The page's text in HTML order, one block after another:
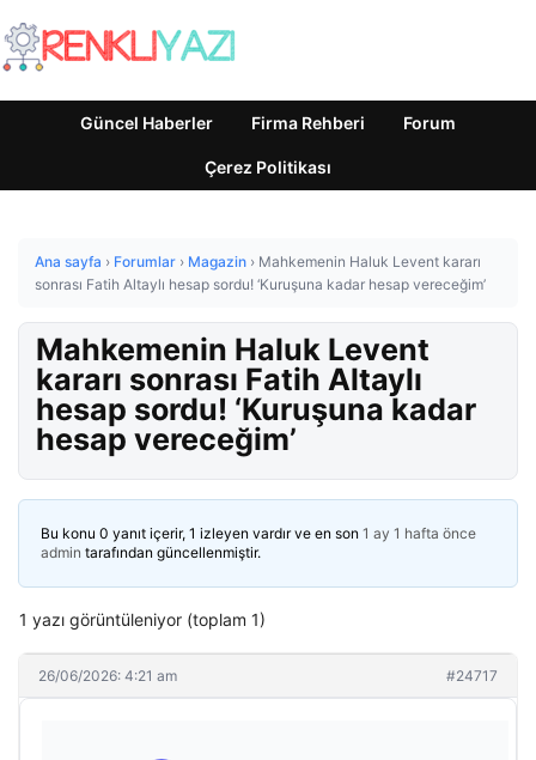
Güncel Haberler Firma Rehberi Forum
Çerez Politikası
Ana sayfa › Forumlar › Magazin › Mahkemenin Haluk Levent kararı
sonrası Fatih Altaylı hesap sordu! ‘Kuruşuna kadar hesap vereceğim’
Mahkemenin Haluk Levent
kararı sonrası Fatih Altaylı
hesap sordu! ‘Kuruşuna kadar
hesap vereceğim’
Bu konu 0 yanıt içerir, 1 izleyen vardır ve en son 1 ay 1 hafta önce
admin tarafından güncellenmiştir.
1 yazı görüntüleniyor (toplam 1)
26/06/2026: 4:21 am #24717